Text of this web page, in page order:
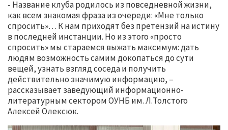
- Название клуба родилось из повседневной жизни,
как всем знакомая фраза из очереди: «Мне только
спросить»… К нам приходят без претензий на истину
в последней инстанции. Но из этого «просто
спросить» мы стараемся выжать максимум: дать
людям возможность самим докопаться до сути
вещей, узнать взгляд соседа и получить
действительно значимую информацию, –
рассказывает заведующий информационно-
литературным сектором ОУНБ им. Л.Толстого
Алексей Олексюк.